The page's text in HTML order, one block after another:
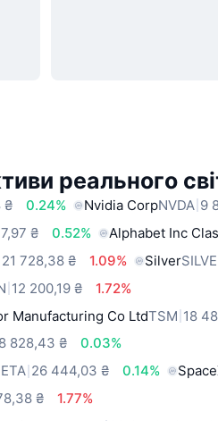
реального
₴ 0.24% Nvidia CorpNVDA 9
₴ 0.52% Alphabet Inc
21 728,38 ₴ 1.09% Silver
12 200,19 ₴
1.72%
Manufacturing Co LtdTSM 18
828,43 ₴
0.03%
26 444,03 ₴ 0.14%
₴
1.77%